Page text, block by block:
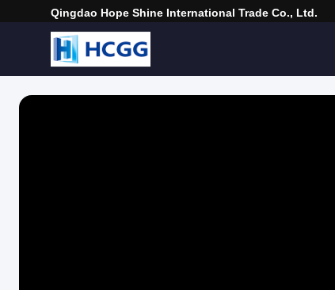
Qingdao Hope Shine International Trade Co., Ltd.